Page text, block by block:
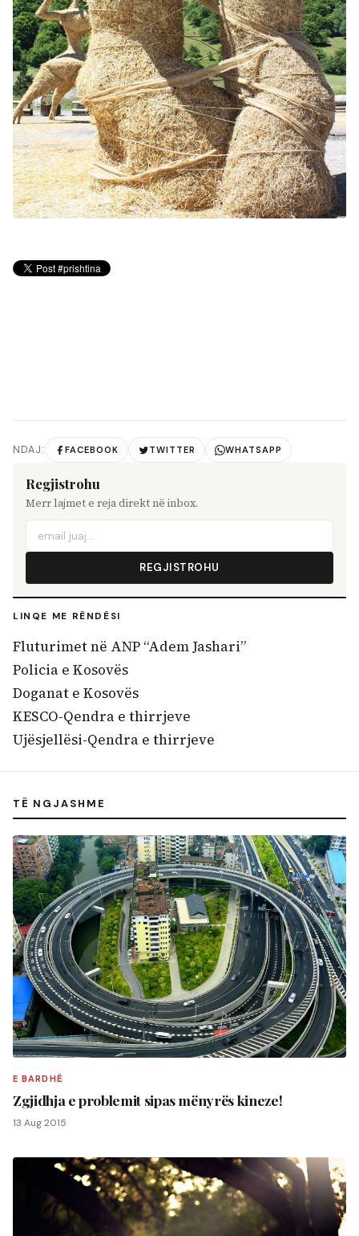
NDAJ: FACEBOOK TWITTER WHATSAPP
Regjistrohu
Merr lajmet e reja direkt në inbox.
REGJISTROHU
LINQE ME RËNDËSI
Fluturimet në ANP “Adem Jashari”
Policia e Kosovës
Doganat e Kosovës
KESCO-Qendra e thirrjeve
Ujësjellësi-Qendra e thirrjeve
TË NGJASHME
E BARDHË
Zgjidhja e problemit sipas mënyrës kineze!
13 Aug 2015